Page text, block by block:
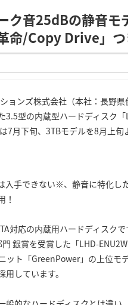
ク音25dBの静音モデ
命/Copy Drive」つ
ョンズ株式会社（本社：長野県伊
3.5型の内蔵型ハードディスク「
7月下旬、3TBモデルを8月上旬よ
入手できない※、静音に特化した
！
対応の内蔵用ハードディスクで
銀賞を受賞した「LHD-ENU2W
ット「GreenPower」の上位モデ
用しています。